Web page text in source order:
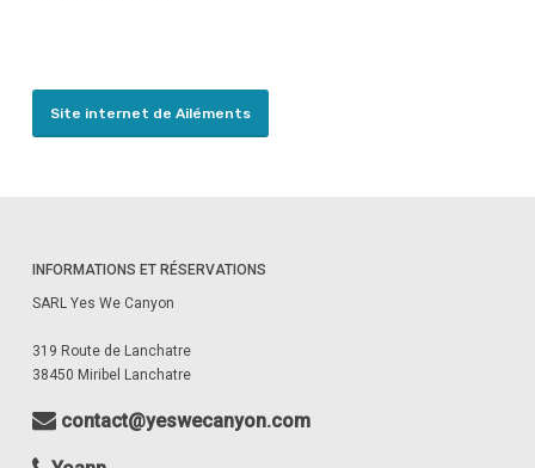
Site internet de Ailéments
INFORMATIONS ET RÉSERVATIONS
SARL Yes We Canyon
319 Route de Lanchatre
38450 Miribel Lanchatre
contact@yeswecanyon.com